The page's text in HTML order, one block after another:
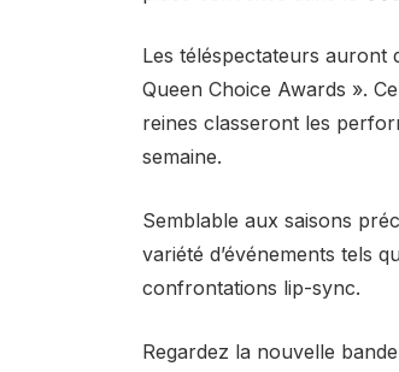
Les téléspectateurs auront
Queen Choice Awards ».
reines classeront les
semaine.
Semblable aux saisons
variété d’événements tels
confrontations lip-sync.
Regardez la nouvelle